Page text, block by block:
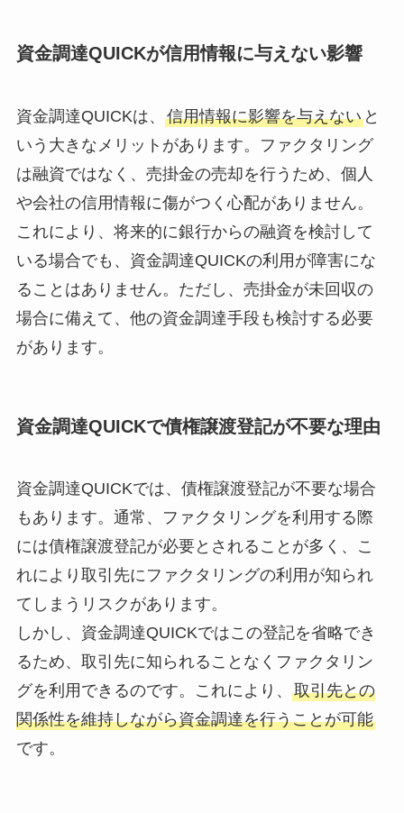
資金調達QUICKが信用情報に与えない影響
資金調達QUICKは、 信用情報に影響を与えないと
いう大きなメリットがあります。ファクタリング
は融資ではなく、売掛金の売却を行うため、個人
や会社の信用情報に傷がつく心配がありません。
これにより、将来的に銀行からの融資を検討して
いる場合でも、資金調達QUICKの利用が障害にな
ることはありません。ただし、売掛金が未回収の
場合に備えて、他の資金調達手段も検討する必要
があります。
資金調達QUICKで債権譲渡登記が不要な理由
資金調達QUICKでは、債権譲渡登記が不要な場合
もあります。通常、ファクタリングを利用する際
には債権譲渡登記が必要とされることが多く、こ
れにより取引先にファクタリングの利用が知られ
てしまうリスクがあります。
しかし、資金調達QUICKではこの登記を省略でき
るため、取引先に知られることなくファクタリン
グを利用できるのです。これにより、 取引先との
関係性を維持しながら資金調達を行うことが可能
です。